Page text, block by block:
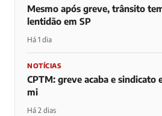
Mesmo após greve, trânsito
lentidão em SP
Há 1 dia
NOTÍCIAS
CPTM: greve acaba e sindicato
mi
Há 2 dias